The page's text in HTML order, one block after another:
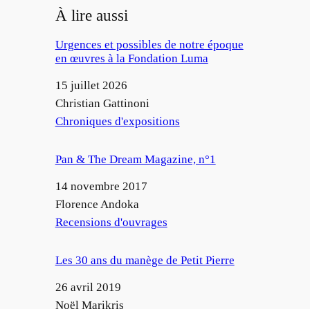
À lire aussi
Urgences et possibles de notre époque
en œuvres à la Fondation Luma
Date
15 juillet 2026
Auteur
Christian Gattinoni
Par rapport à
Chroniques d'expositions
Pan & The Dream Magazine, n°1
Date
14 novembre 2017
Auteur
Florence Andoka
Par rapport à
Recensions d'ouvrages
Les 30 ans du manège de Petit Pierre
Date
26 avril 2019
Auteur
Noël Marikris